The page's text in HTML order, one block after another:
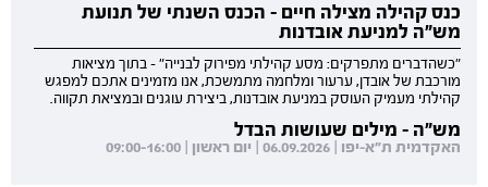
כנס קהילה מצילה חיים - הכנס השנתי של תנועת
מש"ה למניעת אובדנות
"כשהדברים מתפרקים: מסע קהילתי מפירוק לבנייה" - בתוך מציאות
מורכבת של אובדן, ערעור ומלחמה מתמשכת, אנו מזמינים אתכם למפגש
קהילתי מעמיק העוסק במניעת אובדנות, ביצירת עוגנים ובמציאת תקווה.
מש"ה - מילים שעושות הבדל
האקדמית ת"א-יפו | 06.09.2026 | יום ראשון | 09:00-16:00